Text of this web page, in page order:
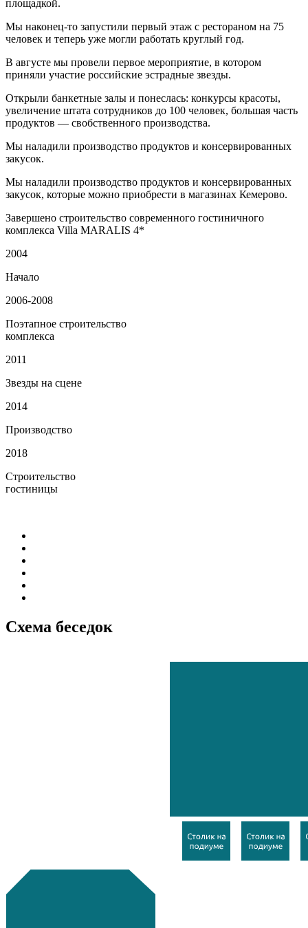
площадкой.
Мы наконец-то запустили первый этаж с рестораном на 75
человек и теперь уже могли работать круглый год.
В августе мы провели первое мероприятие, в котором
приняли участие российские эстрадные звезды.
Открыли банкетные залы и понеслась: конкурсы красоты,
увеличение штата сотрудников до 100 человек, большая часть
продуктов — свобственного производства.
Мы наладили производство продуктов и консервированных
закусок.
Мы наладили производство продуктов и консервированных
закусок, которые можно приобрести в магазинах Кемерово.
Завершено строительство современного гостиничного
комплекса Villa MARALIS 4*
2004
Начало
2006-2008
Поэтапное строительство
комплекса
2011
Звезды на сцене
2014
Производство
2018
Строительство
гостиницы
Схема беседок